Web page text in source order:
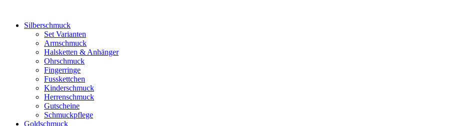
Silberschmuck
Set Varianten
Armschmuck
Halsketten & Anhänger
Ohrschmuck
Fingerringe
Fusskettchen
Kinderschmuck
Herrenschmuck
Gutscheine
Schmuckpflege
Goldschmuck